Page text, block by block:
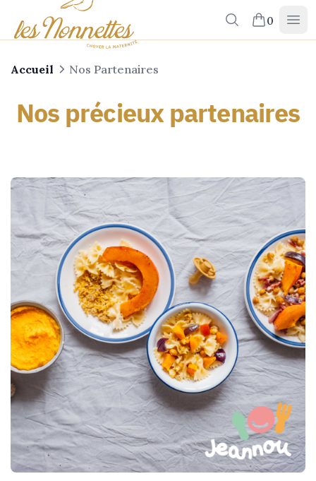
Rechercher
0
Accueil Nos Partenaires
Nos précieux partenaires